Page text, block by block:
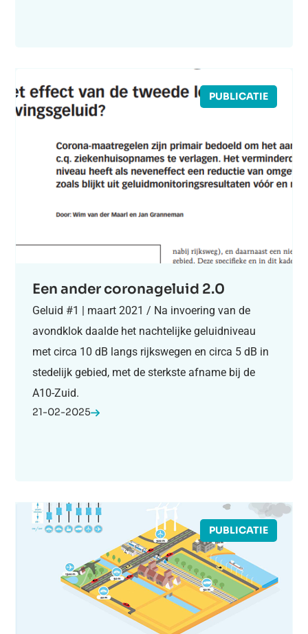
PUBLICATIE
Een ander coronageluid 2.0
Geluid #1 | maart 2021 / Na invoering van de
avondklok daalde het nachtelijke geluidniveau
met circa 10 dB langs rijkswegen en circa 5 dB in
stedelijk gebied, met de sterkste afname bij de
A10-Zuid.
21-02-2025
PUBLICATIE